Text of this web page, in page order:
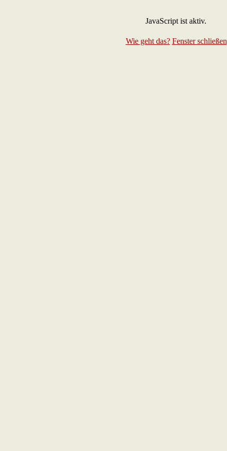
JavaScript ist aktiv.
Wie geht das? Fenster schließen